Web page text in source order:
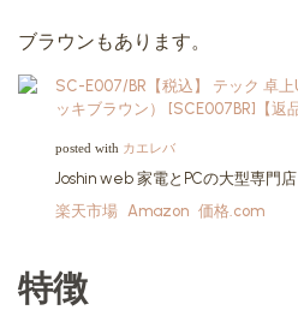
ブラウンもあります。
SC-E007/BR【税込】 テック 卓
ッキブラウン） [SCE007BR]【返
posted with カエレバ
Joshin web 家電とPCの大型専門店
楽天市場 Amazon 価格.com
特徴